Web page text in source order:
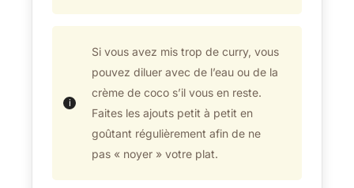
Si vous avez mis trop de curry, vous
pouvez diluer avec de l’eau ou de la
crème de coco s’il vous en reste.
Faites les ajouts petit à petit en
goûtant régulièrement afin de ne
pas « noyer » votre plat.